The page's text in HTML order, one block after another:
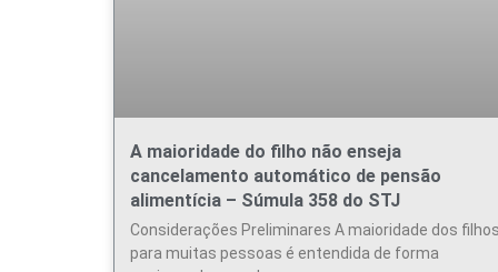
A maioridade do filho não enseja
cancelamento automático de pensão
alimentícia – Súmula 358 do STJ
Considerações Preliminares A maioridade dos
para muitas pessoas é entendida de forma